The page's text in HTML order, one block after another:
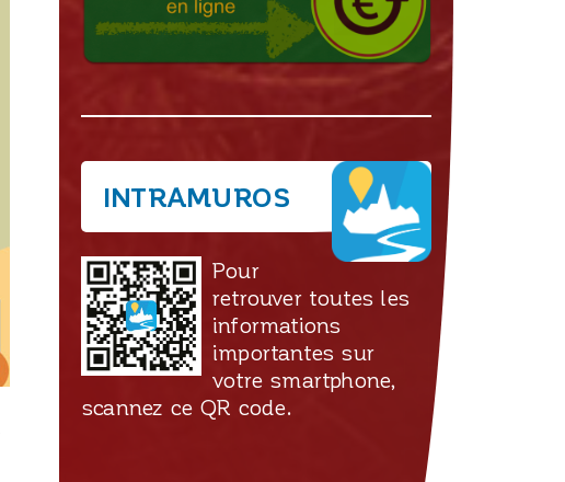
INTRAMUROS
Pour
retrouver toutes les
informations
importantes sur
votre smartphone,
scannez ce QR code.